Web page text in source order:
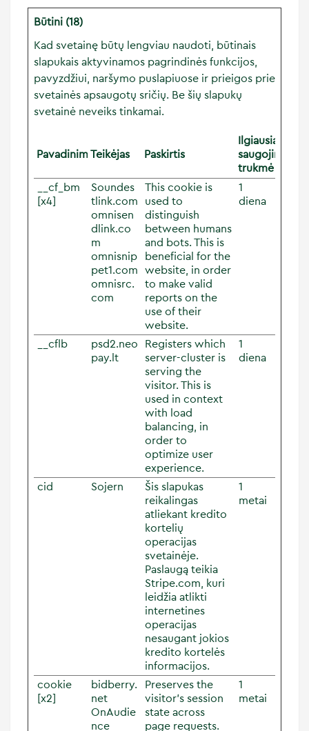
Būtini (18)
Kad svetainę būtų lengviau naudoti, būtinais
slapukais aktyvinamos pagrindinės funkcijos,
pavyzdžiui, naršymo puslapiuose ir prieigos prie
svetainės apsaugotų sričių. Be šių slapukų
svetainė neveiks tinkamai.
PavadinimasTeikėjas Paskirtis
Ilgiausia
saugojimo
trukmė
__cf_bm
[x4]
Soundes
tlink.com
omnisen
dlink.co
m
omnisnip
pet1.com
omnisrc.
com
This cookie is
used to
distinguish
between humans
and bots. This is
beneficial for the
website, in order
to make valid
reports on the
use of their
website.
1
diena
__cflb
psd2.neo
pay.lt
Registers which
server-cluster is
serving the
visitor. This is
used in context
with load
balancing, in
order to
optimize user
experience.
1
diena
cid Sojern
Šis slapukas
reikalingas
atliekant kredito
kortelių
operacijas
svetainėje.
Paslaugą teikia
Stripe.com, kuri
leidžia atlikti
internetines
operacijas
nesaugant jokios
kredito kortelės
informacijos.
1
metai
cookie
[x2]
bidberry.
net
OnAudie
nce
Preserves the
visitor's session
state across
page requests.
1
metai